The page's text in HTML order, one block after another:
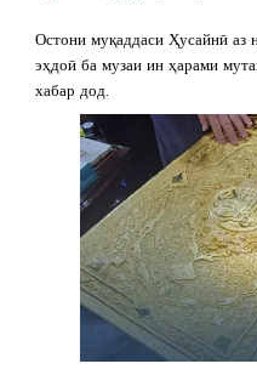
Остони муқаддаси Ҳусайнӣ
эҳдоӣ ба музаи ин ҳарами
хабар дод.